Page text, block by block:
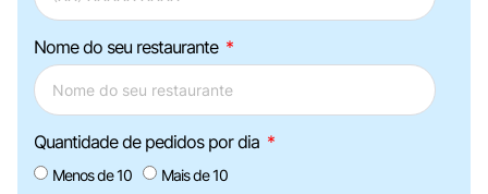
Nome do seu restaurante
Quantidade de pedidos por dia
Menos de 10 Mais de 10